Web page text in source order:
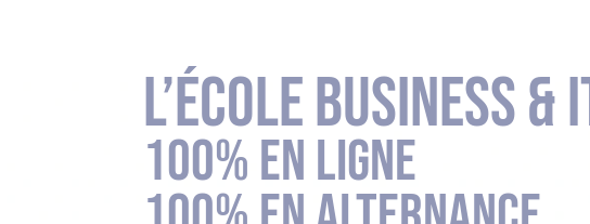
l’école business &
100% en ligne